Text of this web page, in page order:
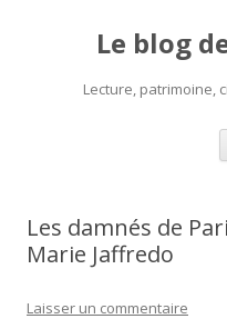
Le blog
Lecture, patrimoine,
Les damnés de
Marie Jaffredo
Laisser un commentaire